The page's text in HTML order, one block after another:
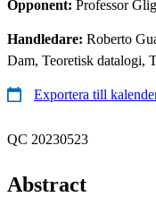
Opponent: Professor
Handledare: Roberto
Dam, Teoretisk datalogi,
Exportera till
QC 20230523
Abstract